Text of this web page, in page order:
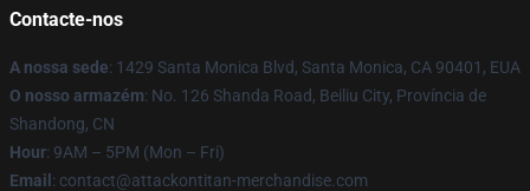
Contacte-nos
A nossa sede: 1429 Santa Monica Blvd, Santa Monica, CA 90401, EUA
O nosso armazém: No. 126 Shanda Road, Beiliu City, Província de
Shandong, CN
Hour: 9AM – 5PM (Mon – Fri)
Email : contact@attackontitan-merchandise.com